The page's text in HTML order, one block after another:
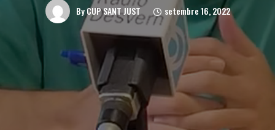
ByCUP SANT JUST setembre 16, 2022